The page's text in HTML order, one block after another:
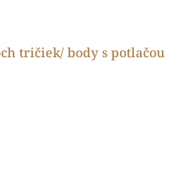
tričiek/ body s potlačou